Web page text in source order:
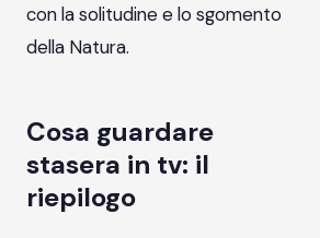
con la solitudine e lo sgomento
della Natura.
Cosa guardare
stasera in tv: il
riepilogo